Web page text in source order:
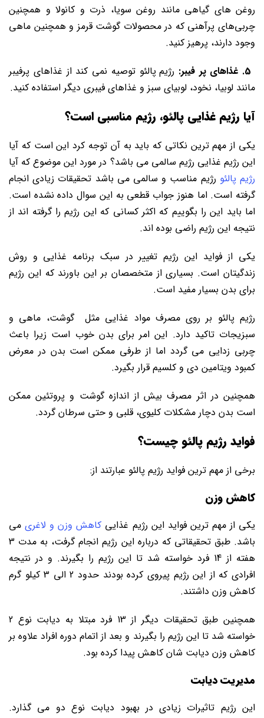
روغن ‌های گیاهی مانند روغن سویا، ذرت و کانولا و همچنین
چربی‌های پرآهنی که در محصولات گوشت قرمز و همچنین ماهی
وجود دارند، پرهیز کنید.
رژیم پالئو توصیه نمی‌ کند از غذاهای پرفیبر
مانند لوبیا، نخود، لوبیای سبز و غذاهای فیبری دیگر استفاده کنید.
آیا رژیم غذایی پالئو، رژیم مناسبی است؟
یکی از مهم ترین نکاتی که باید به آن توجه کرد این است که آیا
این رژیم غذایی رژیم سالمی می باشد؟ در مورد این موضوع که آیا
رژیم پالئو رژیم مناسب و سالمی می باشد تحقیقات زیادی انجام
گرفته است. اما هنوز جواب قطعی به این سوال داده نشده است.
اما باید این را بگوییم که اکثر کسانی که این رژیم را گرفته اند از
نتیجه این رژیم راضی بوده اند.
یکی از فواید این رژیم تغییر در سبک برنامه غذایی و روش
زندگیتان است. بسیاری از متخصصان بر این باورند که این رژیم
برای بدن بسیار مفید است.
رژیم پالئو بر روی مصرف مواد غذایی مثل گوشت، ماهی و
سبزیجات تاکید دارد. این امر برای بدن خوب است زیرا باعث
چربی زدایی می گردد اما از طرفی ممکن است بدن در معرض
کمبود ویتامین دی و کلسیم قرار بگیرد.
همچنین در اثر مصرف بیش از اندازه گوشت و پروتئین ممکن
است بدن دچار مشکلات کلیوی، قلبی و حتی سرطان گردد.
فواید رژیم پالئو چیست؟
برخی از مهم ترین فواید رژیم پالئو عبارتند از:
کاهش وزن
یکی از مهم ترین فواید این رژیم غذایی کاهش وزن و لاغریمی
باشد. طبق تحقیقاتی که درباره این رژیم انجام گرفت، به مدت 3
هفته از 14 فرد خواسته شد تا این رژیم را بگیرند. و در نتیجه
افرادی که از این رژیم پیروی کرده بودند حدود 2 الی 3 کیلو گرم
کاهش وزن داشتند.
همچنین طبق تحقیقات دیگر از 13 فرد مبتلا به دیابت نوع 2
خواسته شد تا این رژیم را بگیرند و بعد از اتمام دوره افراد علاوه بر
کاهش وزن دیابت شان کاهش پیدا کرده بود.
مدیریت دیابت
این رژیم تاثیرات زیادی در بهبود دیابت نوع دو می گذارد.